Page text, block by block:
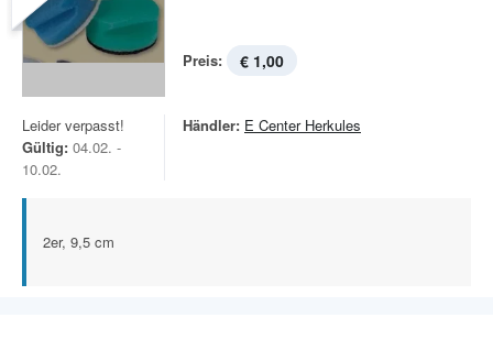
Preis: € 1,00
Leider verpasst!
Gültig: 04.02. -
10.02.
Händler: E Center Herkules
2er, 9,5 cm